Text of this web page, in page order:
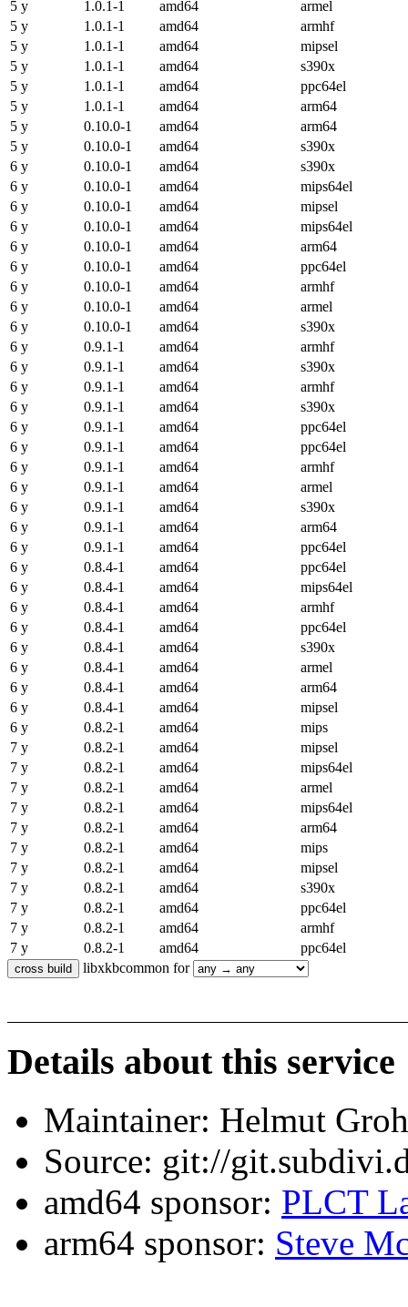
5 y 1.0.1-1 amd64
armel
5 y
1.0.1-1 amd64
armhf
5 y
1.0.1-1 amd64
mipsel
5 y
1.0.1-1 amd64
s390x
5 y
1.0.1-1 amd64
ppc64el
5 y
1.0.1-1 amd64
arm64
5 y
0.10.0-1 amd64
arm64
5 y
0.10.0-1 amd64
s390x
6 y
0.10.0-1 amd64
s390x
6 y
0.10.0-1 amd64
mips64el
6 y
0.10.0-1 amd64
mipsel
6 y
0.10.0-1 amd64
mips64el
6 y
0.10.0-1 amd64
arm64
6 y
0.10.0-1 amd64
ppc64el
6 y
0.10.0-1 amd64
armhf
6 y
0.10.0-1 amd64
armel
6 y
0.10.0-1 amd64
s390x
6 y
0.9.1-1 amd64
armhf
6 y
0.9.1-1 amd64
s390x
6 y
0.9.1-1 amd64
armhf
6 y
0.9.1-1 amd64
s390x
6 y
0.9.1-1 amd64
ppc64el
6 y
0.9.1-1 amd64
ppc64el
6 y
0.9.1-1 amd64
armhf
6 y
0.9.1-1 amd64
armel
6 y
0.9.1-1 amd64
s390x
6 y
0.9.1-1 amd64
arm64
6 y
0.9.1-1 amd64
ppc64el
6 y
0.8.4-1 amd64
ppc64el
6 y
0.8.4-1 amd64
mips64el
6 y
0.8.4-1 amd64
armhf
6 y
0.8.4-1 amd64
ppc64el
6 y
0.8.4-1 amd64
s390x
6 y
0.8.4-1 amd64
armel
6 y
0.8.4-1 amd64
arm64
6 y
0.8.4-1 amd64
mipsel
6 y
0.8.2-1 amd64
mips
7 y
0.8.2-1 amd64
mipsel
7 y
0.8.2-1 amd64
mips64el
7 y
0.8.2-1 amd64
armel
7 y
0.8.2-1 amd64
mips64el
7 y
0.8.2-1 amd64
arm64
7 y
0.8.2-1 amd64
mips
7 y
0.8.2-1 amd64
mipsel
7 y
0.8.2-1 amd64
s390x
7 y
0.8.2-1 amd64
ppc64el
7 y
0.8.2-1 amd64
armhf
7 y
0.8.2-1 amd64
ppc64el
libxkbcommon for
Details about this service
Maintainer: Helmut
Source: git://
amd64 sponsor: PLCT
arm64 sponsor: Steve